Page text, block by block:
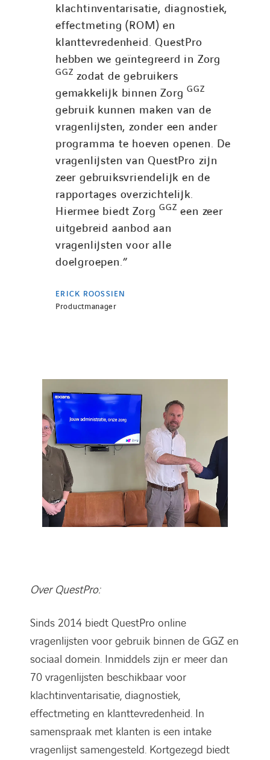
klachtinventarisatie, diagnostiek,
effectmeting (ROM) en
klanttevredenheid. QuestPro
hebben we geïntegreerd in Zorg
GGZ zodat de gebruikers
gemakkelijk binnen ZorgGGZ
gebruik kunnen maken van de
vragenlijsten, zonder een ander
programma te hoeven openen. De
vragenlijsten van QuestPro zijn
zeer gebruiksvriendelijk en de
rapportages overzichtelijk.
Hiermee biedt ZorgGGZ een zeer
uitgebreid aanbod aan
vragenlijsten voor alle
doelgroepen.”
ERICK ROOSSIEN
Productmanager
Over QuestPro:
Sinds 2014 biedt QuestPro online
vragenlijsten voor gebruik binnen de GGZ en
sociaal domein. Inmiddels zijn er meer dan
70 vragenlijsten beschikbaar voor
klachtinventarisatie, diagnostiek,
effectmeting en klanttevredenheid. In
samenspraak met klanten is een intake
vragenlijst samengesteld. Kortgezegd biedt